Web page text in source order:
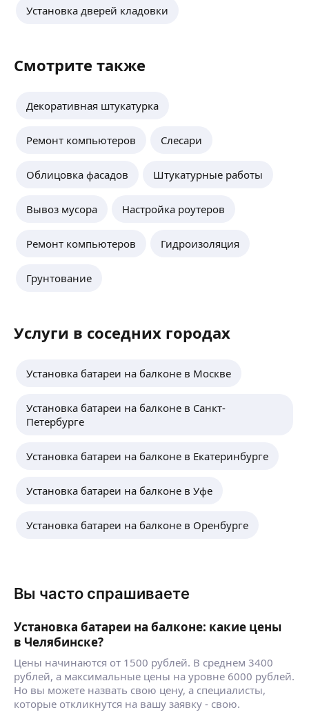
Установка дверей кладовки
Смотрите также
Декоративная штукатурка
Ремонт компьютеров Слесари
Облицовка фасадов Штукатурные работы
Вывоз мусора Настройка роутеров
Ремонт компьютеров Гидроизоляция
Грунтование
Услуги в соседних городах
Установка батареи на балконе в Москве
Установка батареи на балконе в Санкт-
Петербурге
Установка батареи на балконе в Екатеринбурге
Установка батареи на балконе в Уфе
Установка батареи на балконе в Оренбурге
Вы часто спрашиваете
Установка батареи на балконе: какие цены
в Челябинске?
Цены начинаются от 1500 рублей. В среднем 3400
рублей, а максимальные цены на уровне 6000 рублей.
Но вы можете назвать свою цену, а специалисты,
которые откликнутся на вашу заявку - свою.